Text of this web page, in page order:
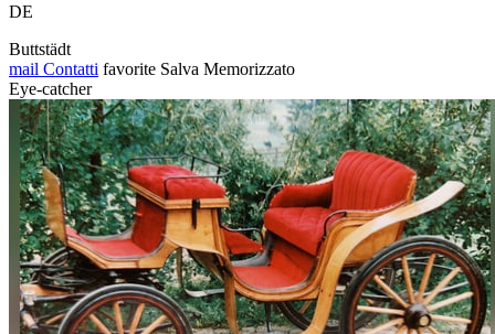
DE
Buttstädt
mail Contatti favorite Salva Memorizzato
Eye-catcher